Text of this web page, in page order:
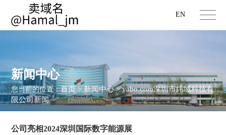
EN
新闻中心
您当前的位置：首页>新闻中心>yabo.com深圳市纬域科技有
限公司新闻
公司亮相2024深圳国际数字能源展